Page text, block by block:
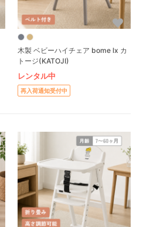
木製 ベビーハイチェア bome lx カ
トージ(KATOJI)
レンタル中
再入荷通知受付中